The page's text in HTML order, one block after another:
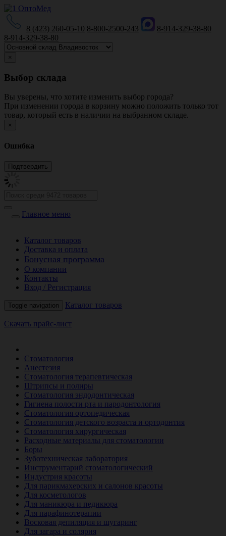
8 (423) 260-05-10 8-800-2500-243
8-914-329-38-80
8-914-329-38-80
×
Выбор склада
Вы уверены, что хотите изменить выбор города?
При изменении города в корзину можно положить только тот
товар, который есть в наличии на выбранном складе.
×
Ошибка
Главное меню
Каталог товаров
Доставка и оплата
Бонусная программа
О компании
Контакты
Вход / Регистрация
Toggle navigation Каталог товаров
Скачать прайс-лист
Стоматология
Анестезия
Стоматология терапевтическая
Штрипсы и полиры
Стоматология эндодонтическая
Гигиена полости рта и пародонтология
Стоматология ортопедическая
Стоматология детского возраста и ортодонтия
Стоматология хирургическая
Расходные материалы для стоматологии
Боры
Зуботехническая лаборатория
Инструментарий стоматологический
Индустрия красоты
Для парикмахерских и салонов красоты
Для косметологов
Для маникюра и педикюра
Для парафинотерапии
Восковая депиляция и шугаринг
Для загара и солярия